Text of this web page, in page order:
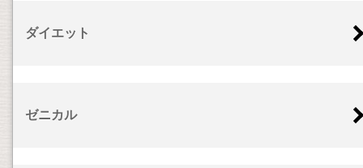
ダイエット
ゼニカル